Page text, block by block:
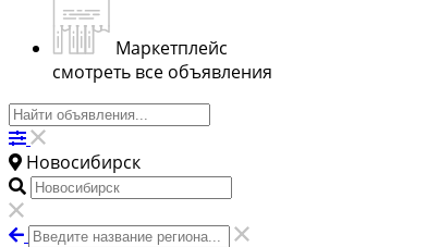
Маркетплейс
смотреть все объявления
Новосибирск